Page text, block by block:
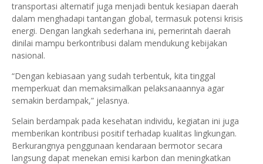
transportasi alternatif juga menjadi bentuk kesiapan daerah
dalam menghadapi tantangan global, termasuk potensi krisis
energi. Dengan langkah sederhana ini, pemerintah daerah
dinilai mampu berkontribusi dalam mendukung kebijakan
nasional.
“Dengan kebiasaan yang sudah terbentuk, kita tinggal
memperkuat dan memaksimalkan pelaksanaannya agar
semakin berdampak,” jelasnya.
Selain berdampak pada kesehatan individu, kegiatan ini juga
memberikan kontribusi positif terhadap kualitas lingkungan.
Berkurangnya penggunaan kendaraan bermotor secara
langsung dapat menekan emisi karbon dan meningkatkan